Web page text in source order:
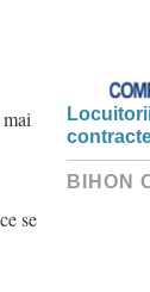
se
BIHON